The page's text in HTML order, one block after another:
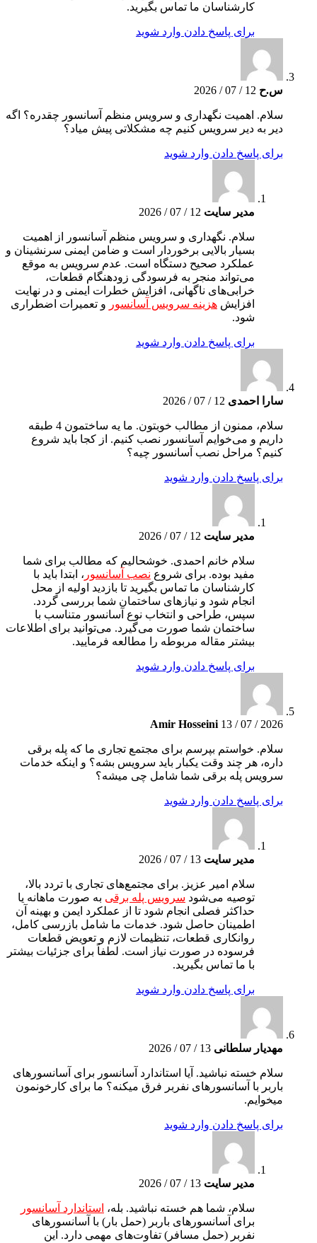
کارشناسان ما تماس بگیرید.
برای پاسخ دادن وارد شوید
س.ح 12 / 07 / 2026
سلام. اهمیت نگهداری و سرویس منظم آسانسور چقدره؟ اگه
دیر به دیر سرویس کنیم چه مشکلاتی پیش میاد؟
برای پاسخ دادن وارد شوید
مدیر سایت 12 / 07 / 2026
سلام. نگهداری و سرویس منظم آسانسور از اهمیت
بسیار بالایی برخوردار است و ضامن ایمنی سرنشینان و
عملکرد صحیح دستگاه است. عدم سرویس به موقع
می‌تواند منجر به فرسودگی زودهنگام قطعات،
خرابی‌های ناگهانی، افزایش خطرات ایمنی و در نهایت
افزایش هزینه سرویس آسانسور و تعمیرات اضطراری
شود.
برای پاسخ دادن وارد شوید
سارا احمدی 12 / 07 / 2026
سلام، ممنون از مطالب خوبتون. ما یه ساختمون 4 طبقه
داریم و می‌خوایم آسانسور نصب کنیم. از کجا باید شروع
کنیم؟ مراحل نصب آسانسور چیه؟
برای پاسخ دادن وارد شوید
مدیر سایت 12 / 07 / 2026
سلام خانم احمدی. خوشحالیم که مطالب برای شما
مفید بوده. برای شروع نصب آسانسور ، ابتدا باید با
کارشناسان ما تماس بگیرید تا بازدید اولیه از محل
انجام شود و نیازهای ساختمان شما بررسی گردد.
سپس، طراحی و انتخاب نوع آسانسور متناسب با
ساختمان شما صورت می‌گیرد. می‌توانید برای اطلاعات
بیشتر مقاله مربوطه را مطالعه فرمایید.
برای پاسخ دادن وارد شوید
Amir Hosseini 13 / 07 / 2026
سلام. خواستم بپرسم برای مجتمع تجاری ما که پله برقی
داره، هر چند وقت یکبار باید سرویس بشه؟ و اینکه خدمات
سرویس پله برقی شما شامل چی میشه؟
برای پاسخ دادن وارد شوید
مدیر سایت 13 / 07 / 2026
سلام امیر عزیز. برای مجتمع‌های تجاری با تردد بالا،
توصیه می‌شود سرویس پله برقی به صورت ماهانه یا
حداکثر فصلی انجام شود تا از عملکرد ایمن و بهینه آن
اطمینان حاصل شود. خدمات ما شامل بازرسی کامل،
روانکاری قطعات، تنظیمات لازم و تعویض قطعات
فرسوده در صورت نیاز است. لطفاً برای جزئیات بیشتر
با ما تماس بگیرید.
برای پاسخ دادن وارد شوید
مهدیار سلطانی 13 / 07 / 2026
سلام خسته نباشید. آیا استاندارد آسانسور برای آسانسورهای
باربر با آسانسورهای نفربر فرق میکنه؟ ما برای کارخونمون
میخوایم.
برای پاسخ دادن وارد شوید
مدیر سایت 13 / 07 / 2026
سلام، شما هم خسته نباشید. بله، استاندارد آسانسور
برای آسانسورهای باربر (حمل بار) با آسانسورهای
نفربر (حمل مسافر) تفاوت‌های مهمی دارد. این